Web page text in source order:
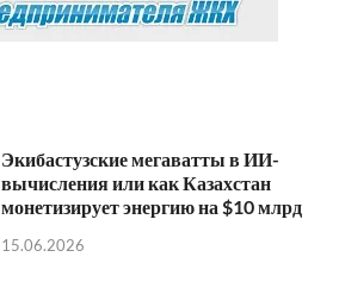
Экибастузские мегаватты в ИИ-
вычисления или как Казахстан
монетизирует энергию на $10 млрд
15.06.2026